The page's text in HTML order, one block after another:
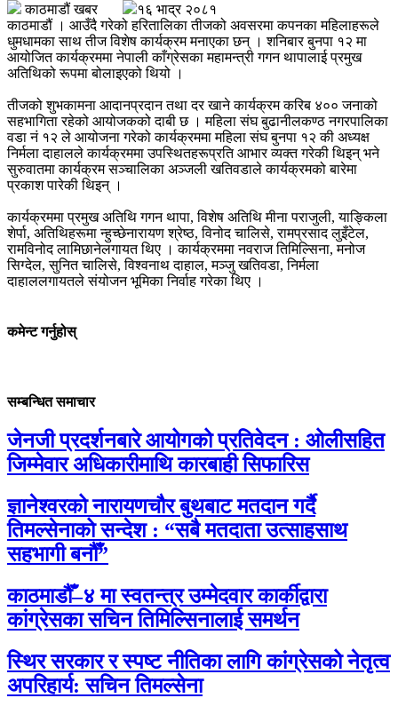
काठमाडौं खबर
१६ भाद्र २०८१
काठमाडौं । आउँदै गरेको हरितालिका तीजको अवसरमा कपनका महिलाहरूले
धुमधामका साथ तीज विशेष कार्यक्रम मनाएका छन् । शनिबार बुनपा १२ मा
आयोजित कार्यक्रममा नेपाली काँग्रेसका महामन्त्री गगन थापालाई प्रमुख
अतिथिको रूपमा बोलाइएको थियो ।
तीजको शुभकामना आदानप्रदान तथा दर खाने कार्यक्रम करिब ४०० जनाको
सहभागिता रहेको आयोजकको दाबी छ । महिला संघ बुढानीलकण्ठ नगरपालिका
वडा नं १२ ले आयोजना गरेको कार्यक्रममा महिला संघ बुनपा १२ की अध्यक्ष
निर्मला दाहालले कार्यक्रममा उपस्थितहरूप्रति आभार व्यक्त गरेकी थिइन् भने
सुरुवातमा कार्यक्रम सञ्चालिका अञ्जली खतिवडाले कार्यक्रमको बारेमा
प्रकाश पारेकी थिइन् ।
कार्यक्रममा प्रमुख अतिथि गगन थापा, विशेष अतिथि मीना पराजुली, याङ्किला
शेर्पा, अतिथिहरूमा न्हुच्छेनारायण श्रेष्ठ, विनोद चालिसे, रामप्रसाद लुइँटेल,
रामविनोद लामिछानेलगायत थिए । कार्यक्रममा नवराज तिमिल्सिना, मनोज
सिग्देल, सुनित चालिसे, विश्वनाथ दाहाल, मञ्जु खतिवडा, निर्मला
दाहाललगायतले संयोजन भूमिका निर्वाह गरेका थिए ।
कमेन्ट गर्नुहोस्
सम्बन्धित समाचार
जेनजी प्रदर्शनबारे आयोगको प्रतिवेदन : ओलीसहित
जिम्मेवार अधिकारीमाथि कारबाही सिफारिस
ज्ञानेश्वरको नारायणचौर बुथबाट मतदान गर्दै
तिमल्सेनाको सन्देश : “सबै मतदाता उत्साहसाथ
सहभागी बनौँ”
काठमाडौँ–४ मा स्वतन्त्र उम्मेदवार कार्कीद्वारा
कांग्रेसका सचिन तिमिल्सिनालाई समर्थन
स्थिर सरकार र स्पष्ट नीतिका लागि कांग्रेसको नेतृत्व
अपरिहार्य: सचिन तिमल्सेना